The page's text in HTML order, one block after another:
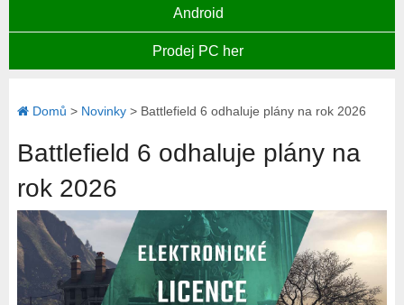
Android
Prodej PC her
Domů > Novinky> Battlefield 6 odhaluje plány na rok 2026
Battlefield 6 odhaluje plány na
rok 2026